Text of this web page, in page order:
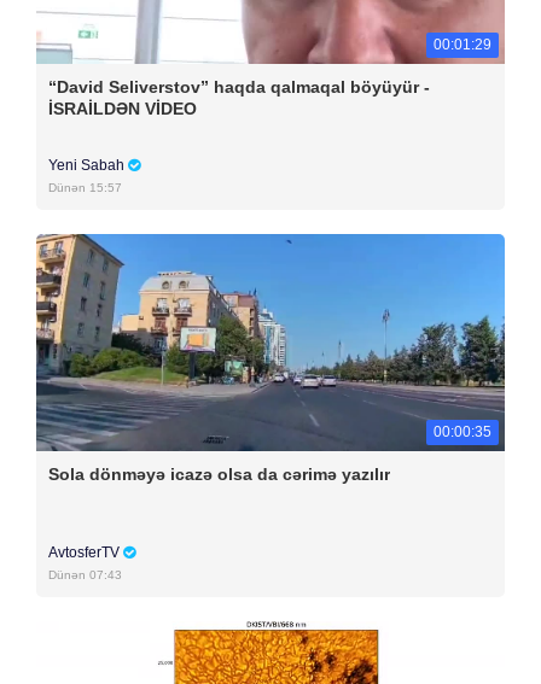
00:01:29
“David Seliverstov” haqda qalmaqal böyüyür -
İSRAİLDƏN VİDEO
Yeni Sabah
Dünən 15:57
00:00:35
Sola dönməyə icazə olsa da cərimə yazılır
AvtosferTV
Dünən 07:43